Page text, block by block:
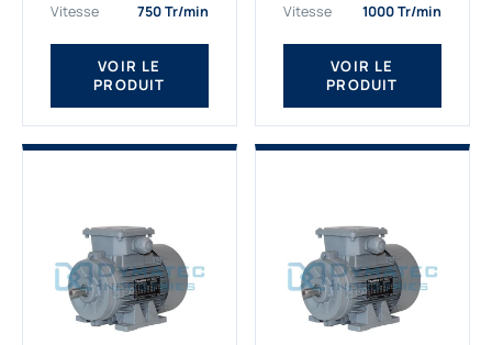
fournissons
des moteurs
asynchrones depuis de
nombreuses années....
Vitesse
750 Tr/min
VOIR LE
PRODUIT
être alimenté...
Vitesse
1000 Tr/min
VOIR LE
PRODUIT